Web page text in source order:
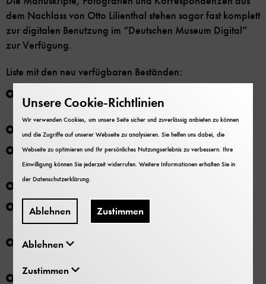
dem Nachlass von Otto Lilienthal stehen sogar fast komplett
zur digitalen Benutzung im “Deutschen Museum Digital”
zur Verfügung.
Liste mit den neu verfügbaren Beständen:
Findbuch
DM Digital;
Feddersen, Berend Wilhelm (NL 321):DM Digital
PDF-Findbuch
Halle, Gerhard (NL 325):
Hertz, Rudolf Heinrich (NL 326):
Findbuch
Kopfermann, Klaus (NL 371):
Lilienthal, Otto (NL 334):
Unsere Cookie-Richtlinien
Wir verwenden Cookies, um unsere Seite sicher und zuverlässig anbieten zu können
und die Zugriffe auf unserer Webseite zu analysieren. Sie helfen uns dabei, die
Webseite zu optimieren und Ihr persönliches Nutzungserlebnis zu verbessern. Ihre
Einwilligung können Sie jederzeit widerrufen. Weitere Informationen erhalten Sie in
derDatenschutzerklärung.
Ablehnen Zustimmen
Ablehnen
Zustimmen